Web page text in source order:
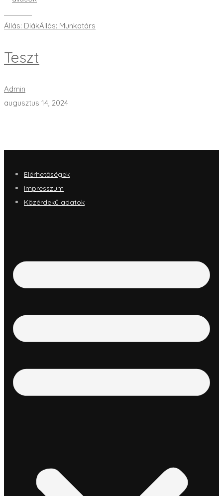
Állás: DiákÁllás: Munkatárs
Teszt
Admin
augusztus 14, 2024
Elérhetőségek
Impresszum
Közérdekű adatok